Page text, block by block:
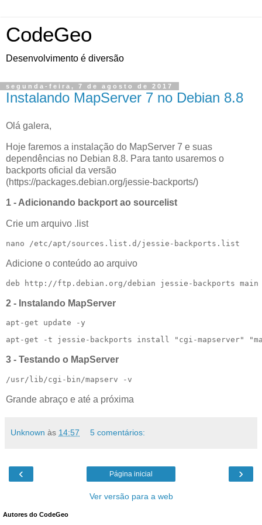
CodeGeo
Desenvolvimento é diversão
segunda-feira, 7 de agosto de 2017
Instalando MapServer 7 no Debian 8.8
Olá galera,
Hoje faremos a instalação do MapServer 7 e suas
dependências no Debian 8.8. Para tanto usaremos o
backports oficial da versão
(https://packages.debian.org/jessie-backports/)
1 - Adicionando backport ao sourcelist
Crie um arquivo .list
nano /etc/apt/sources.list.d/jessie-backports.list
Adicione o conteúdo ao arquivo
deb http://ftp.debian.org/debian jessie-backports main
2 - Instalando MapServer
apt-get update -y
apt-get -t jessie-backports install "cgi-mapserver"
3 - Testando o MapServer
/usr/lib/cgi-bin/mapserv -v
Grande abraço e até a próxima
Unknown às 14:57 5 comentários:
‹ ›
Página inicial
Ver versão para a web
Autores do CodeGeo